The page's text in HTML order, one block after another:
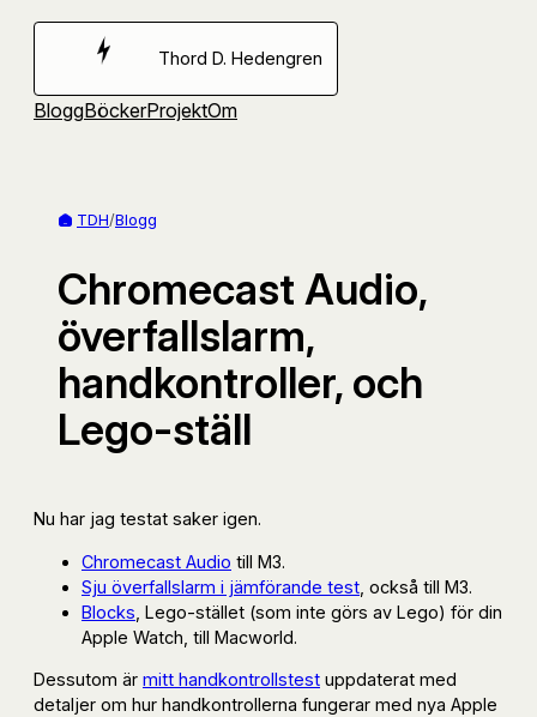
Hoppa
Thord D. Hedengren
BloggBöckerProjektOm
TDH/Blogg
Chromecast Audio,
överfallslarm,
handkontroller, och
Lego-ställ
Nu har jag testat saker igen.
Chromecast Audio till M3.
Sju överfallslarm i jämförande test , också till M3.
Blocks , Lego-stället (som inte görs av Lego) för din
Apple Watch, till Macworld.
Dessutom är mitt handkontrollstest uppdaterat med
detaljer om hur handkontrollerna fungerar med nya Apple